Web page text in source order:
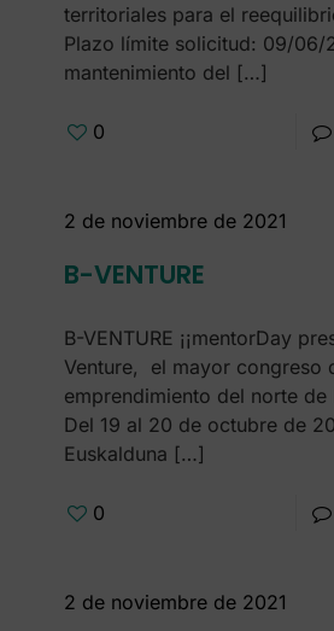
territoriales para el
Plazo límite solicitud: 09/06/
mantenimiento del […]
0
2 de noviembre de 2021
B-VENTURE
B-VENTURE ¡¡mentorDay
Venture, el mayor congreso
emprendimiento del norte de
Del 19 al 20 de octubre de
Euskalduna […]
0
2 de noviembre de 2021